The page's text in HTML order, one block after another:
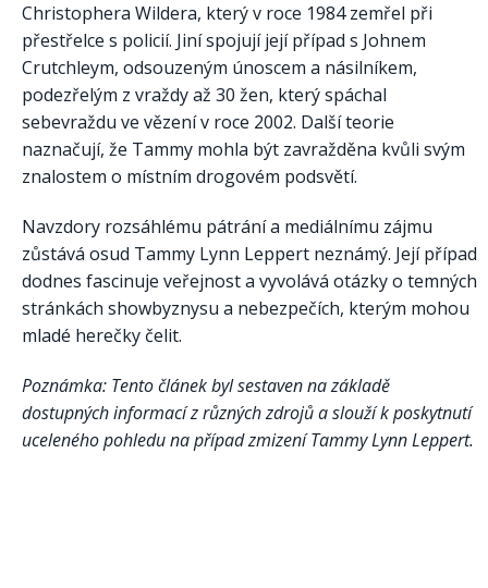
Christophera Wildera, který v roce 1984 zemřel při
přestřelce s policií. Jiní spojují její případ s Johnem
Crutchleym, odsouzeným únoscem a násilníkem,
podezřelým z vraždy až 30 žen, který spáchal
sebevraždu ve vězení v roce 2002. Další teorie
naznačují, že Tammy mohla být zavražděna kvůli svým
znalostem o místním drogovém podsvětí.
Navzdory rozsáhlému pátrání a mediálnímu zájmu
zůstává osud Tammy Lynn Leppert neznámý. Její případ
dodnes fascinuje veřejnost a vyvolává otázky o temných
stránkách showbyznysu a nebezpečích, kterým mohou
mladé herečky čelit.
Poznámka: Tento článek byl sestaven na základě
dostupných informací z různých zdrojů a slouží k poskytnutí
uceleného pohledu na případ zmizení Tammy Lynn Leppert.